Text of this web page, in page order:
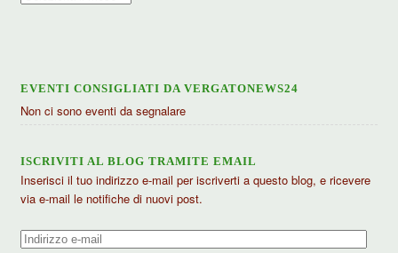
EVENTI CONSIGLIATI DA VERGATONEWS24
Non ci sono eventi da segnalare
ISCRIVITI AL BLOG TRAMITE EMAIL
Inserisci il tuo indirizzo e-mail per iscriverti a questo blog, e ricevere
via e-mail le notifiche di nuovi post.
Indirizzo